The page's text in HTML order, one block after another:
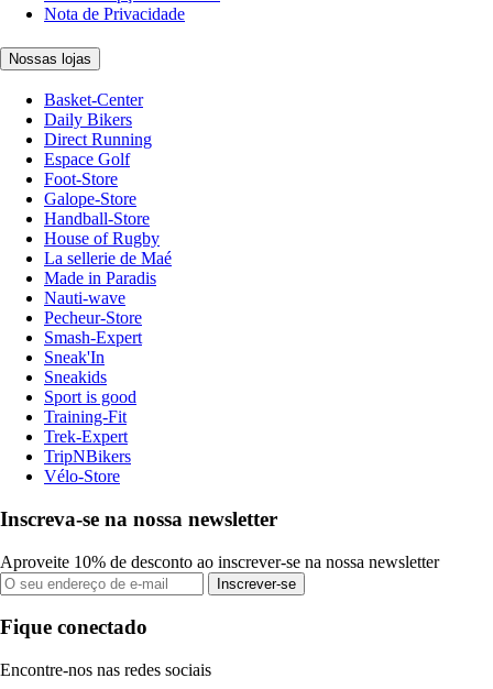
Nota de Privacidade
Nossas lojas
Basket-Center
Daily Bikers
Direct Running
Espace Golf
Foot-Store
Galope-Store
Handball-Store
House of Rugby
La sellerie de Maé
Made in Paradis
Nauti-wave
Pecheur-Store
Smash-Expert
Sneak'In
Sneakids
Sport is good
Training-Fit
Trek-Expert
TripNBikers
Vélo-Store
Inscreva-se na nossa newsletter
Aproveite 10% de desconto ao inscrever-se na nossa newsletter
Inscrever-se
Fique conectado
Encontre-nos nas redes sociais